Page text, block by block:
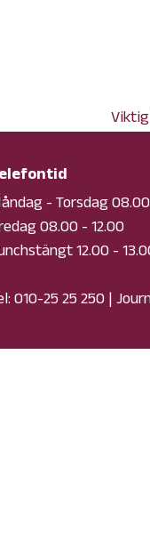
- Torsdag
08.00 - 12.00
12.00 -
010-25 25 250|